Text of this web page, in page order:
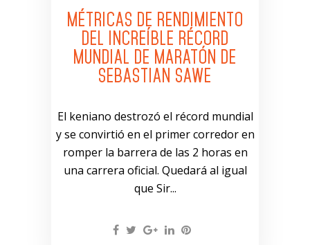
MÉTRICAS DE RENDIMIENTO
DEL INCREÍBLE RÉCORD
MUNDIAL DE MARATÓN DE
SEBASTIAN SAWE
El keniano destrozó el récord mundial
y se convirtió en el primer corredor en
romper la barrera de las 2 horas en
una carrera oficial. Quedará al igual
que Sir...